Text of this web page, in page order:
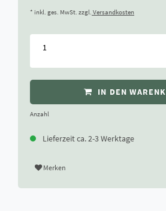
* inkl. ges. MwSt. zzgl. Versandkosten
IN DEN
Anzahl
Lieferzeit ca. 2-3 Werktage
Merken